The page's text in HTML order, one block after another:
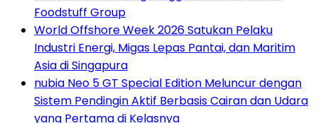
Foodstuff Group
World Offshore Week 2026 Satukan Pelaku
Industri Energi, Migas Lepas Pantai, dan Maritim
Asia di Singapura
nubia Neo 5 GT Special Edition Meluncur dengan
Sistem Pendingin Aktif Berbasis Cairan dan Udara
yang Pertama di Kelasnya